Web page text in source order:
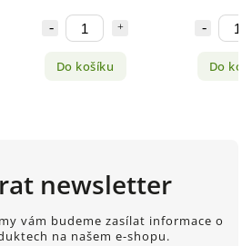
Do košíku Do
newsletter
vám budeme zasílat informace o
na našem e-shopu.